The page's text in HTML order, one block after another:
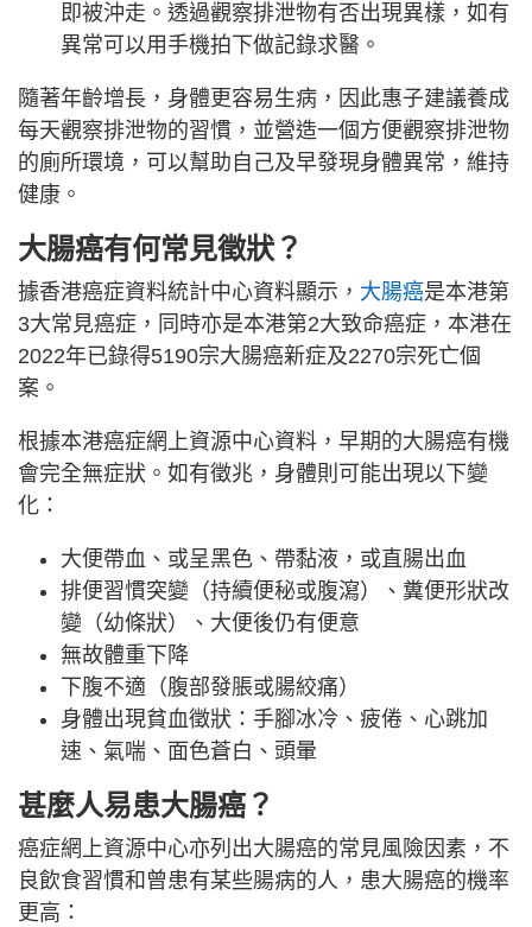
即被沖走。透過觀察排泄物有否出現異樣，如有
異常可以用手機拍下做記錄求醫。
隨著年齡增長，身體更容易生病，因此惠子建議養成
每天觀察排泄物的習慣，並營造一個方便觀察排泄物
的廁所環境，可以幫助自己及早發現身體異常，維持
健康。
大腸癌有何常見徵狀？
據香港癌症資料統計中心資料顯示， 大腸癌是本港第
3大常見癌症，同時亦是本港第2大致命癌症，本港在
2022年已錄得5190宗大腸癌新症及2270宗死亡個
案。
根據本港癌症網上資源中心資料，早期的大腸癌有機
會完全無症狀。如有徵兆，身體則可能出現以下變
化：
大便帶血、或呈黑色、帶黏液，或直腸出血
排便習慣突變（持續便秘或腹瀉）、糞便形狀改
變（幼條狀）、大便後仍有便意
無故體重下降
下腹不適（腹部發脹或腸絞痛）
身體出現貧血徵狀：手腳冰冷、疲倦、心跳加
速、氣喘、面色蒼白、頭暈
甚麼人易患大腸癌？
癌症網上資源中心亦列出大腸癌的常見風險因素，不
良飲食習慣和曾患有某些腸病的人，患大腸癌的機率
更高：